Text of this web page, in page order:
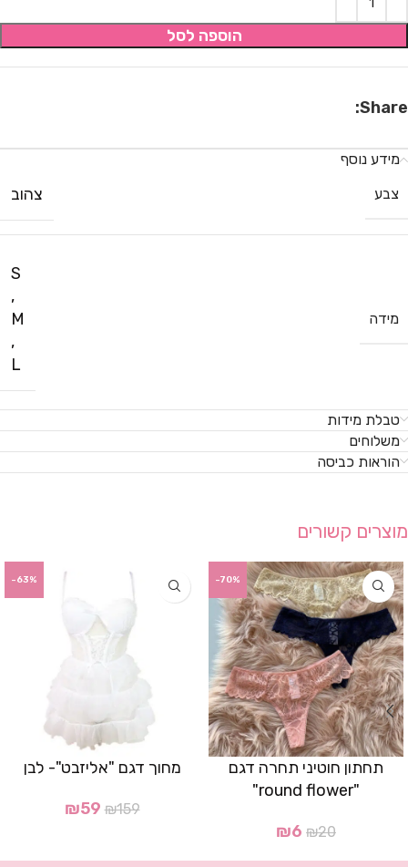
הוספה לסל
Share:
מידע נוסף
צבע
צהוב
מידה
S
,
M
,
L
טבלת מידות
משלוחים
הוראות כביסה
מוצרים קשורים
-70%
תחתון חוטיני תחרה דגם
"round flower"
₪20
₪6
-63%
מחוך דגם "אליזבט"- לבן
₪159
₪59